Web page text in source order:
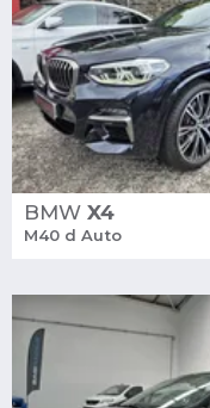
BMW X4
M40 d Auto